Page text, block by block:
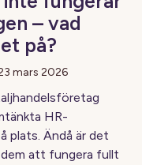
– vad
på?
mars 2026
HR-
plats. Ändå är det
att fungera fullt